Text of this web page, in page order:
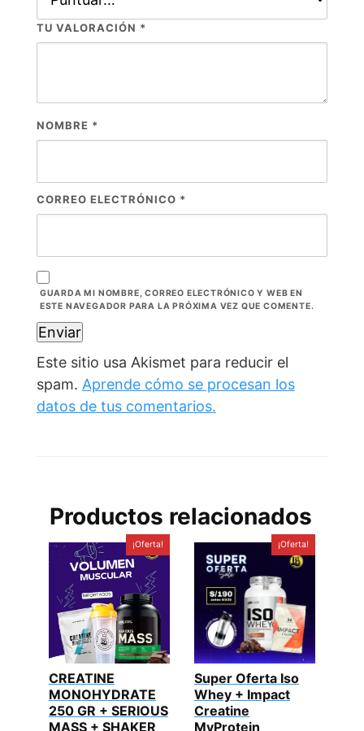
TU VALORACIÓN *
NOMBRE *
CORREO ELECTRÓNICO *
GUARDA MI NOMBRE, CORREO ELECTRÓNICO Y WEB EN
ESTE NAVEGADOR PARA LA PRÓXIMA VEZ QUE COMENTE.
Este sitio usa Akismet para reducir el
spam. Aprende cómo se procesan los
datos de tus comentarios.
Productos relacionados
¡Oferta!
CREATINE
MONOHYDRATE
250 GR + SERIOUS
MASS + SHAKER
¡Oferta!
Super Oferta Iso
Whey + Impact
Creatine
MyProtein